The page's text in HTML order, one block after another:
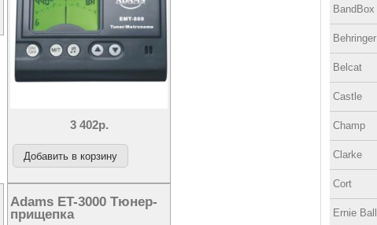
3 402р.
Adams ET-3000 Тюнер-
прищепка
BandBox
Behringer
Belcat
Castle
Champ
Clarke
Cort
Ernie Ball